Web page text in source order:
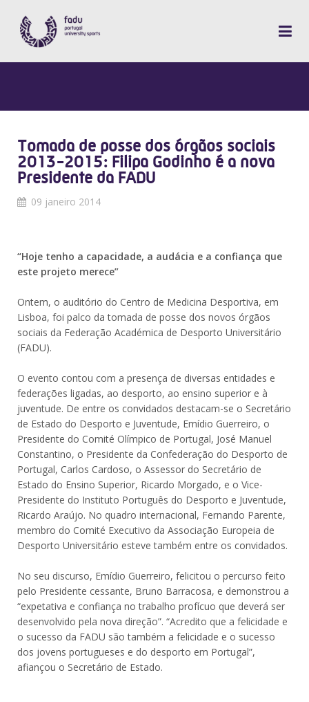
Tomada de posse dos órgãos sociais
2013-2015: Filipa Godinho é a nova
Presidente da FADU
09 janeiro 2014
“Hoje tenho a capacidade, a audácia e a confiança que
este projeto merece”
Ontem, o auditório do Centro de Medicina Desportiva, em
Lisboa, foi palco da tomada de posse dos novos órgãos
sociais da Federação Académica de Desporto Universitário
(FADU).
O evento contou com a presença de diversas entidades e
federações ligadas, ao desporto, ao ensino superior e à
juventude. De entre os convidados destacam-se o Secretário
de Estado do Desporto e Juventude, Emídio Guerreiro, o
Presidente do Comité Olímpico de Portugal, José Manuel
Constantino, o Presidente da Confederação do Desporto de
Portugal, Carlos Cardoso, o Assessor do Secretário de
Estado do Ensino Superior, Ricardo Morgado, e o Vice-
Presidente do Instituto Português do Desporto e Juventude,
Ricardo Araújo. No quadro internacional, Fernando Parente,
membro do Comité Executivo da Associação Europeia de
Desporto Universitário esteve também entre os convidados.
No seu discurso, Emídio Guerreiro, felicitou o percurso feito
pelo Presidente cessante, Bruno Barracosa, e demonstrou a
“expetativa e confiança no trabalho profícuo que deverá ser
desenvolvido pela nova direção”. “Acredito que a felicidade e
o sucesso da FADU são também a felicidade e o sucesso
dos jovens portugueses e do desporto em Portugal”,
afiançou o Secretário de Estado.